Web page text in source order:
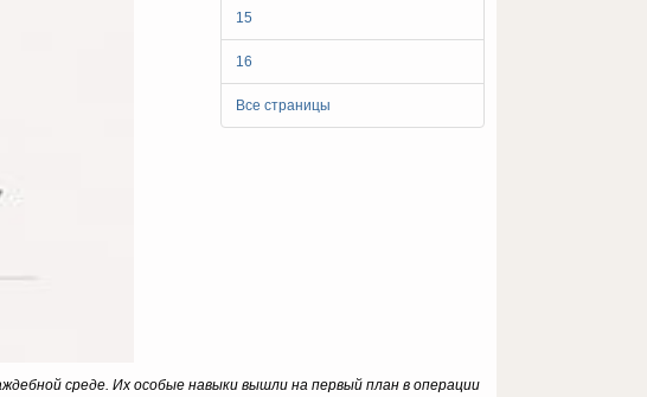
15
16
Все страницы
среде. Их особые навыки вышли на первый план в операции